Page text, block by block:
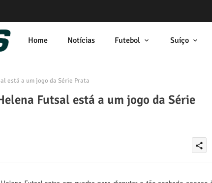
Home Notícias Futebol Suíço
está a um jogo da Série Prata
Futsal está a um jogo da Série
share